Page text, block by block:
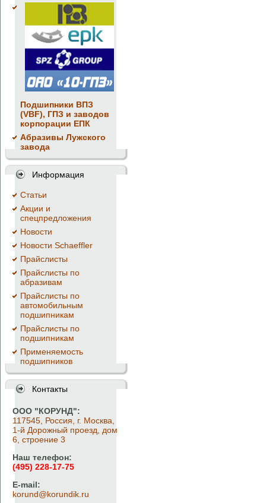
Подшипники ВПЗ
(VBF), ГПЗ и заводов
корпорации ЕПК
Абразивы Лужского
завода
Информация
Cтатьи
Акции и
спецпредложения
Новости
Новости Schaeffler
Прайслисты
Прайслисты по
абразивам
Прайслисты по
автомобильным
подшипникам
Прайслисты по
подшипникам
Применяемость
подшипников
Контакты
ООО "КОРУНД":
117545, Россия, г. Москва,
1-й Дорожный проезд, дом
6, строение 3
Наш телефон:
(495) 228-17-75
E-mail:
korund@korundik.ru